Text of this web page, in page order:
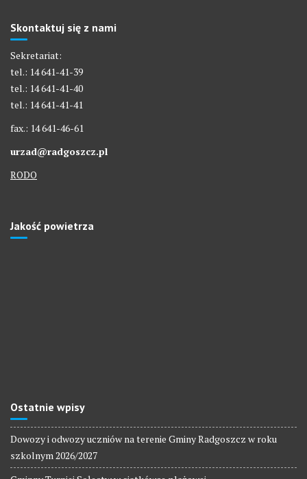
Skontaktuj się z nami
Sekretariat:
tel.: 14 641-41-39
tel.: 14 641-41-40
tel.: 14 641-41-41
fax.: 14 641-46-61
urzad@radgoszcz.pl
RODO
Jakość powietrza
Ostatnie wpisy
Dowozy i odwozy uczniów na terenie Gminy Radgoszcz w roku
szkolnym 2026/2027